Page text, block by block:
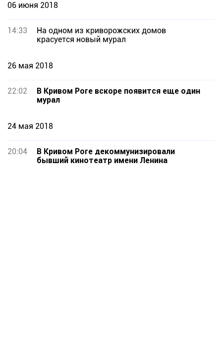
06 июня 2018
14:33
На одном из криворожских домов
красуется новый мурал
26 мая 2018
22:02
В Кривом Роге вскоре появится еще один
мурал
24 мая 2018
20:04
В Кривом Роге декоммунизировали
бывший кинотеатр имени Ленина